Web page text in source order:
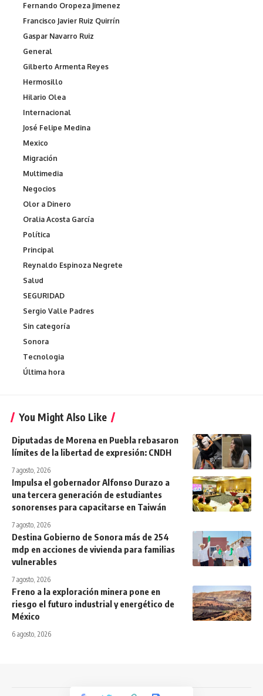
Fernando Oropeza Jimenez
Francisco Javier Ruiz Quirrín
Gaspar Navarro Ruiz
General
Gilberto Armenta Reyes
Hermosillo
Hilario Olea
Internacional
José Felipe Medina
Mexico
Migración
Multimedia
Negocios
Olor a Dinero
Oralia Acosta García
Política
Principal
Reynaldo Espinoza Negrete
Salud
SEGURIDAD
Sergio Valle Padres
Sin categoría
Sonora
Tecnologia
Última hora
You Might Also Like
Diputadas de Morena en Puebla rebasaron
límites de la libertad de expresión: CNDH
7 agosto, 2026
Impulsa el gobernador Alfonso Durazo a
una tercera generación de estudiantes
sonorenses para capacitarse en Taiwán
7 agosto, 2026
Destina Gobierno de Sonora más de 254
mdp en acciones de vivienda para familias
vulnerables
7 agosto, 2026
Freno a la exploración minera pone en
riesgo el futuro industrial y energético de
México
6 agosto, 2026